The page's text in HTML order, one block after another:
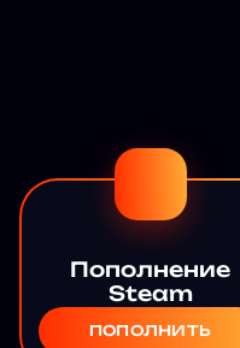
Пополнение
Steam
ПОПОЛНИТЬ